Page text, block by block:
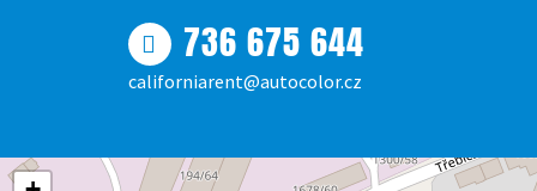
736 675 644
californiarent@autocolor.cz